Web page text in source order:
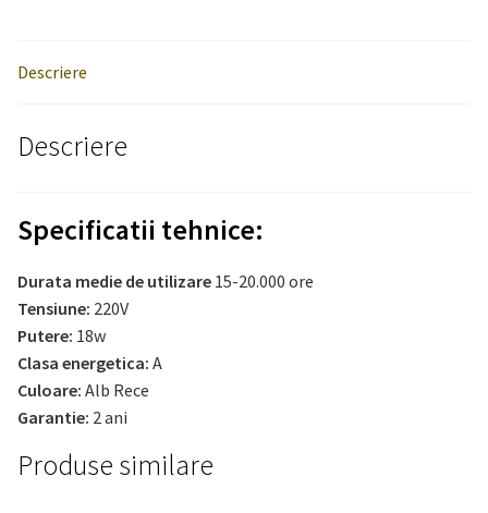
Descriere
Descriere
Specificatii tehnice:
Durata medie de utilizare 15-20.000 ore
Tensiune: 220V
Putere: 18w
Clasa energetica: A
Culoare: Alb Rece
Garantie: 2 ani
Produse similare